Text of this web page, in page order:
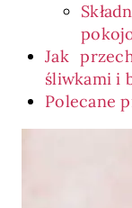
Jak
śliwkami i
Polecane